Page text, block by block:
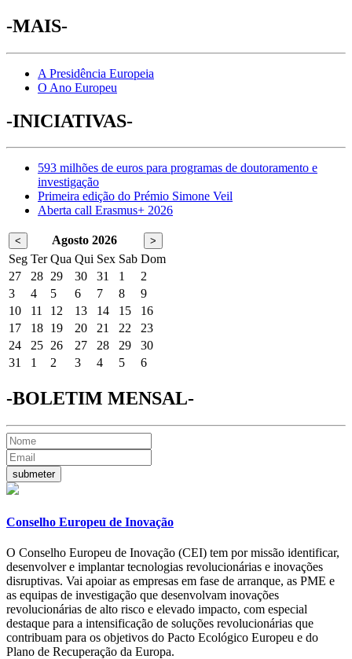
-MAIS-
A Presidência Europeia
O Ano Europeu
-INICIATIVAS-
593 milhões de euros para programas de doutoramento e
investigação
Primeira edição do Prémio Simone Veil
Aberta call Erasmus+ 2026
< Agosto 2026 >
Seg Ter Qua Qui Sex Sab Dom
27
28 29 30 31 1
2
3
4 5 6 7 8
9
10
11 12 13 14 15
16
17
18 19 20 21 22
23
24
25 26 27 28 29
30
31
1 2 3 4 5 6
-BOLETIM MENSAL-
Conselho Europeu de Inovação
O Conselho Europeu de Inovação (CEI) tem por missão identificar,
desenvolver e implantar tecnologias revolucionárias e inovações
disruptivas. Vai apoiar as empresas em fase de arranque, as PME e
as equipas de investigação que desenvolvam inovações
revolucionárias de alto risco e elevado impacto, com especial
destaque para a intensificação de soluções revolucionárias que
contribuam para os objetivos do Pacto Ecológico Europeu e do
Plano de Recuperação da Europa.